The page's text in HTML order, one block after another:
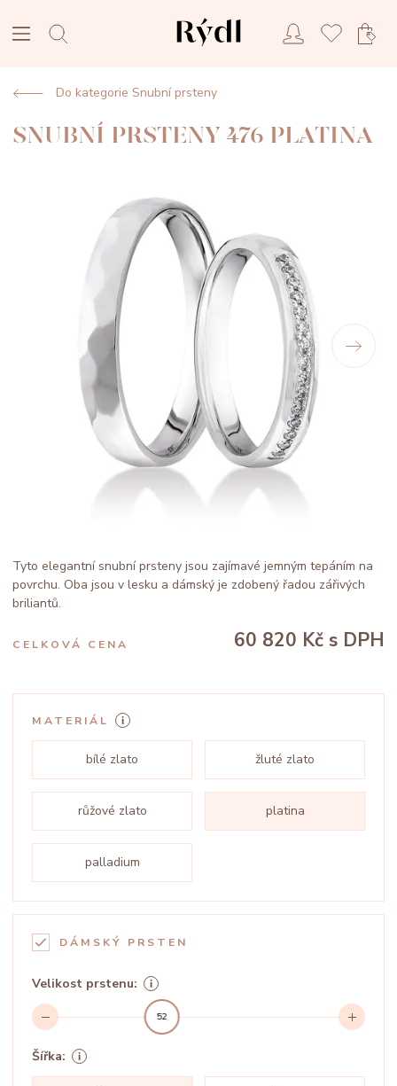
Do kategorie Snubní prsteny
SNUBNÍ PRSTENY 476 PLATINA
Tyto elegantní snubní prsteny jsou zajímavé jemným tepáním na
povrchu. Oba jsou v lesku a dámský je zdobený řadou zářivých
briliantů.
CELKOVÁ CENA 60 820 Kč s DPH
MATERIÁL
bílé zlato žluté zlato
růžové zlato platina
palladium
DÁMSKÝ PRSTEN
Velikost prstenu:
52
Šířka: